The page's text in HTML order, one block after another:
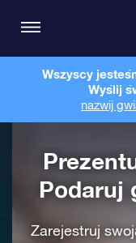
Wszyscy
Wyślij
nazwij
Podaruj
Zarejestruj